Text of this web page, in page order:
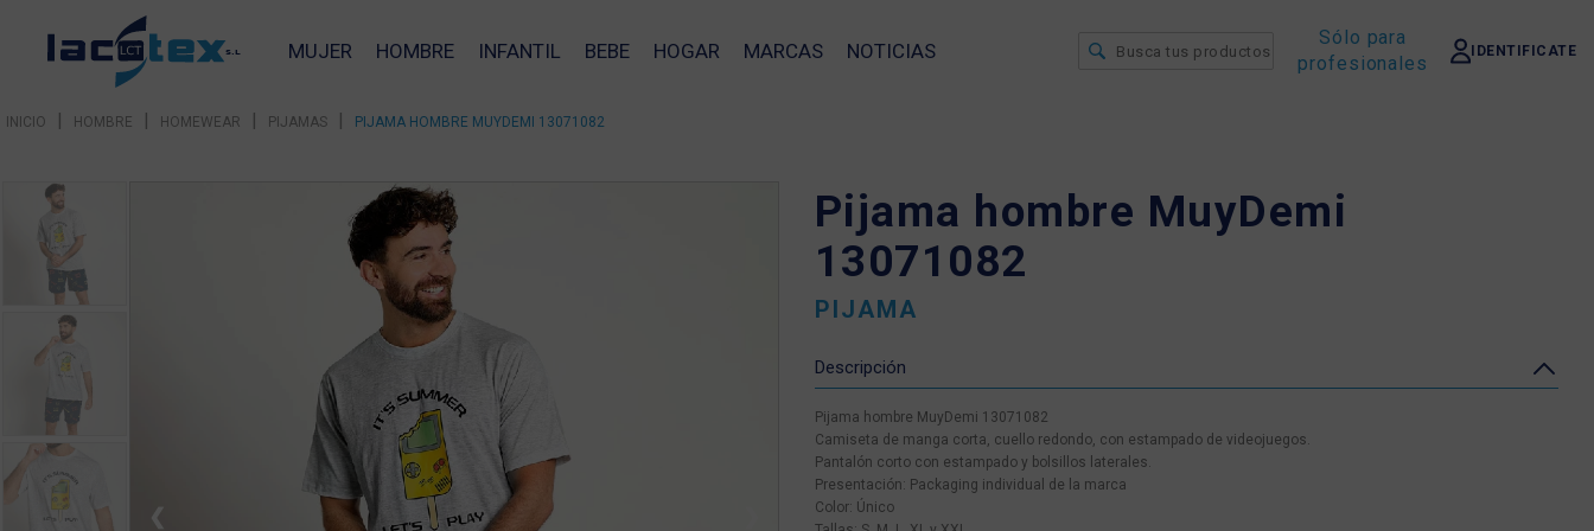
MUJER HOMBRE INFANTIL BEBE HOGAR MARCAS NOTICIAS
Sólo para
profesionales
IDENTIFICATE
INICIO | HOMBRE | HOMEWEAR | PIJAMAS | PIJAMA HOMBRE MUYDEMI 13071082
❮
Pijama hombre MuyDemi
13071082
PIJAMA
Descripción
Pijama hombre MuyDemi 13071082
Camiseta de manga corta, cuello redondo, con estampado de videojuegos.
Pantalón corto con estampado y bolsillos laterales.
Presentación: Packaging individual de la marca
Color: Único